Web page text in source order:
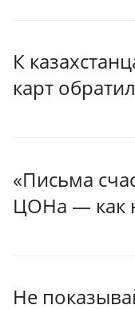
К
карт
«Письма
ЦОНа — как
Не